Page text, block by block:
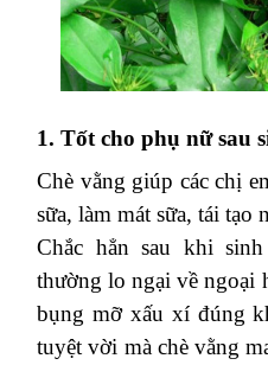
1. Tốt cho phụ nữ sau
Chè vằng giúp các chị
sữa, làm mát sữa, tái tạo
Chắc hẳn sau khi
thường lo ngại về ngoại
bụng mỡ xấu xí đúng
tuyệt vời mà chè vằng